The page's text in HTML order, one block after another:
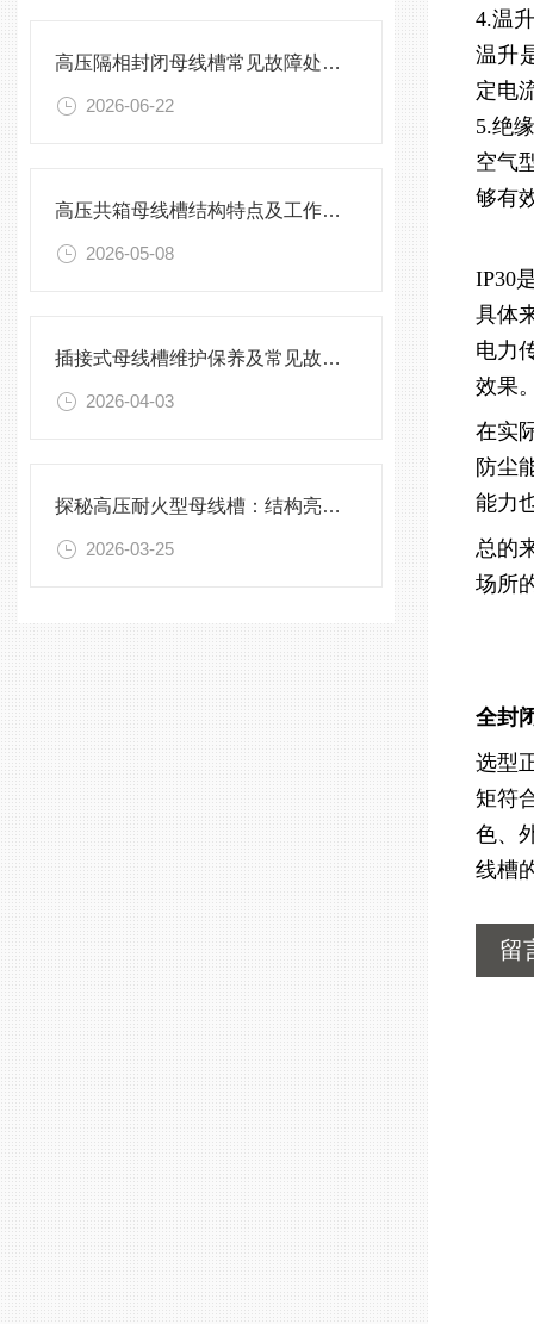
高压隔相封闭母线槽常见故障处理方案
2026-06-22
高压共箱母线槽结构特点及工作原理
2026-05-08
插接式母线槽维护保养及常见故障处理指南
2026-04-03
探秘高压耐火型母线槽：结构亮点与实用效能
2026-03-25
4.温
温升
定电
5.绝
空气
够有
IP30
具体
电力
效果
在实
防尘
能力
总的
场所
全封
选型
矩符
色、
线槽
留